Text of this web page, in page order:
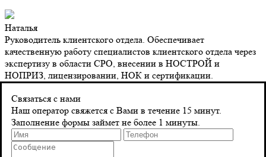
Наталья
Руководитель клиентского отдела. Обеспечивает
качественную работу специалистов клиентского отдела через
экспертизу в области СРО, внесении в НОСТРОЙ и
НОПРИЗ, лицензировании, НОК и сертификации.
Связаться с нами
Наш оператор свяжется с Вами в течение 15 минут.
Заполнение формы займет не более 1 минуты.
Контакты
Адрес
г. Санкт-Петербург 8‑я Красноармейская, д. 10